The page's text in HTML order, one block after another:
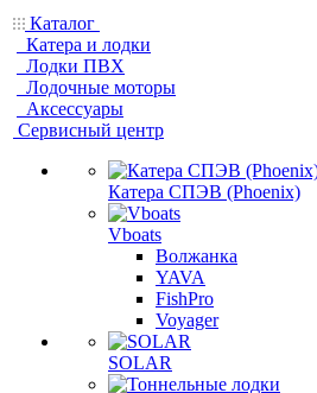
Каталог
Катера и лодки
Лодки ПВХ
Лодочные моторы
Аксессуары
Сервисный центр
Катера СПЭВ (Phoenix)
Vboats
Волжанка
YAVA
FishPro
Voyager
SOLAR